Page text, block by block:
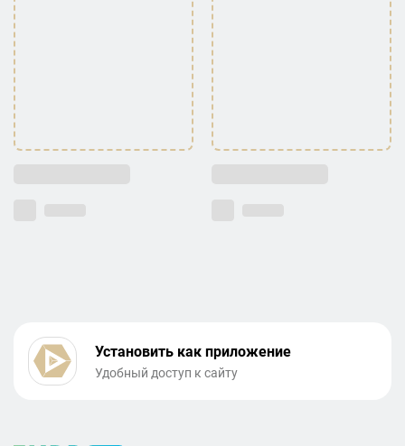
Установить как приложение
Удобный доступ к сайту